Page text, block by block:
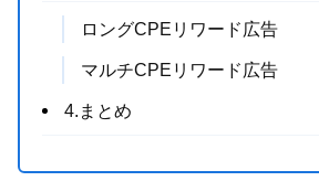
ロングCPEリワード広告
マルチCPEリワード広告
4.まとめ